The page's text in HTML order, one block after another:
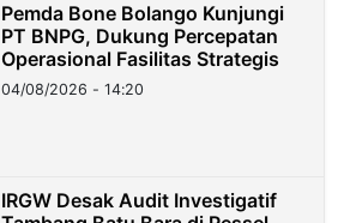
Pemda Bone Bolango Kunjungi
PT BNPG, Dukung Percepatan
Operasional Fasilitas Strategis
04/08/2026 - 14:20
IRGW Desak Audit Investigatif